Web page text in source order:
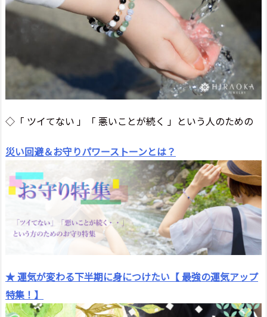
◇「 ツイてない 」「 悪いことが続く 」という人のための
災い回避＆お守りパワーストーンとは？
★ 運気が変わる下半期に身につけたい【 最強の運気アップ
特集！】